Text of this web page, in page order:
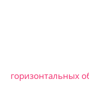
горизонтальных